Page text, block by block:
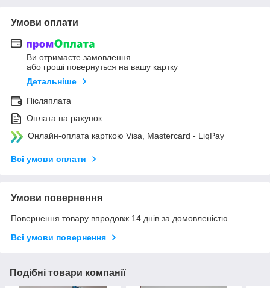
Умови оплати
Ви отримаєте замовлення
або гроші повернуться на вашу картку
Детальніше
Післяплата
Оплата на рахунок
Онлайн-оплата карткою Visa, Mastercard - LiqPay
Всі умови оплати
Умови повернення
Повернення товару впродовж 14 днів за домовленістю
Всі умови повернення
Подібні товари компанії